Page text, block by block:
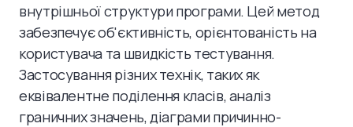
внутрішньої структури програми. Цей метод
забезпечує об'єктивність, орієнтованість на
користувача та швидкість тестування.
Застосування різних технік, таких як
еквівалентне поділення класів, аналіз
граничних значень, діаграми причинно-